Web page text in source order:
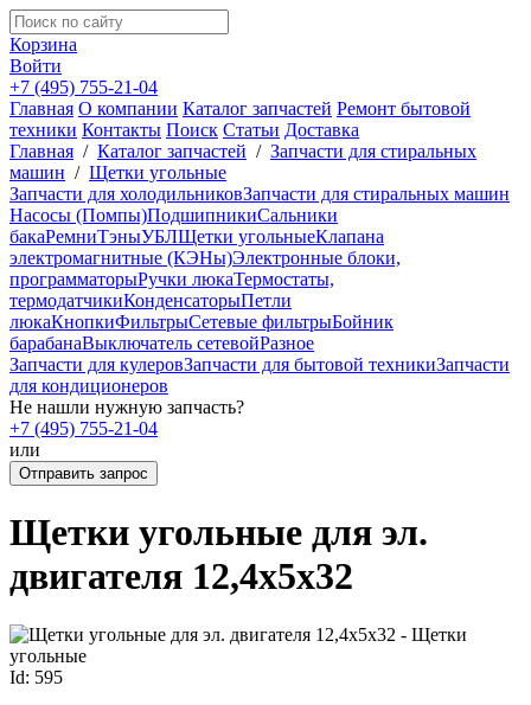
Корзина
Войти
+7 (495) 755-21-04
Главная О компании Каталог запчастей Ремонт бытовой
техники Контакты Поиск Статьи Доставка
Главная / Каталог запчастей / Запчасти для стиральных
машин / Щетки угольные
Запчасти для холодильниковЗапчасти для стиральных машин
Насосы (Помпы)ПодшипникиСальники
бакаРемниТэныУБЛЩетки угольныеКлапана
электромагнитные (КЭНы)Электронные блоки,
программаторыРучки люкаТермостаты,
термодатчикиКонденсаторыПетли
люкаКнопкиФильтрыСетевые фильтрыБойник
барабанаВыключатель сетевойРазное
Запчасти для кулеровЗапчасти для бытовой техникиЗапчасти
для кондиционеров
Не нашли нужную запчасть?
+7 (495) 755-21-04
или
Отправить запрос
Щетки угольные для эл.
двигателя 12,4х5х32
Id: 595